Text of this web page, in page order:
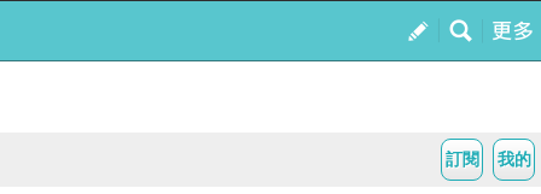
我的
訂閱